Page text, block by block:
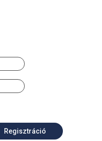
Regisztráció